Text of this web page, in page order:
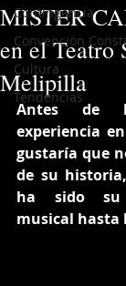
Contingencia
Convención
Cultura
Tendencias
MISTER
en el Teatro
Melipilla
Antes de
experiencia
gustaría que
de su
ha sido su
musical hasta